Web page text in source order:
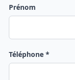
Prénom
Téléphone *